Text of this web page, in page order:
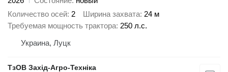
Количество осей 2 Ширина захвата 24 м
Требуемая мощность трактора 250 л.с.
Украина, Луцк
ТзОВ Захід-Агро-Техніка